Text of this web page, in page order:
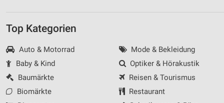
Top Kategorien
Auto & Motorrad
Baby & Kind
Baumärkte
Biomärkte
Mode & Bekleidung
Optiker & Hörakustik
Reisen & Tourismus
Restaurant